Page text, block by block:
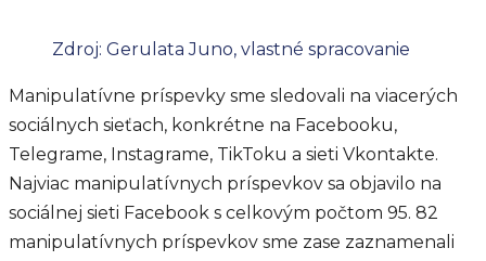
Zdroj: Gerulata Juno, vlastné spracovanie
Manipulatívne príspevky sme sledovali na viacerých
sociálnych sieťach, konkrétne na Facebooku,
Telegrame, Instagrame, TikToku a sieti Vkontakte.
Najviac manipulatívnych príspevkov sa objavilo na
sociálnej sieti Facebook s celkovým počtom 95. 82
manipulatívnych príspevkov sme zase zaznamenali